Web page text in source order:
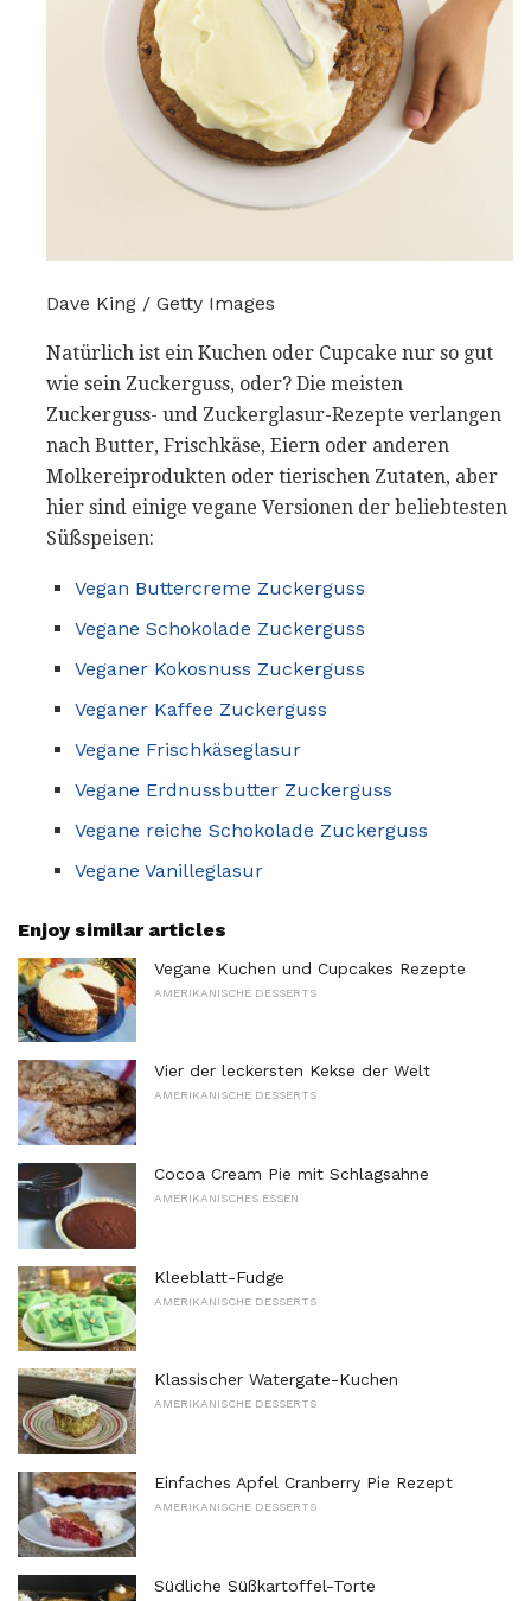
Dave King / Getty Images
Natürlich ist ein Kuchen oder Cupcake nur so gut
wie sein Zuckerguss, oder? Die meisten
Zuckerguss- und Zuckerglasur-Rezepte verlangen
nach Butter, Frischkäse, Eiern oder anderen
Molkereiprodukten oder tierischen Zutaten, aber
hier sind einige vegane Versionen der beliebtesten
Süßspeisen:
Vegan Buttercreme Zuckerguss
Vegane Schokolade Zuckerguss
Veganer Kokosnuss Zuckerguss
Veganer Kaffee Zuckerguss
Vegane Frischkäseglasur
Vegane Erdnussbutter Zuckerguss
Vegane reiche Schokolade Zuckerguss
Vegane Vanilleglasur
Enjoy similar articles
Vegane Kuchen und Cupcakes Rezepte
AMERIKANISCHE DESSERTS
Vier der leckersten Kekse der Welt
AMERIKANISCHE DESSERTS
Cocoa Cream Pie mit Schlagsahne
AMERIKANISCHES ESSEN
Kleeblatt-Fudge
AMERIKANISCHE DESSERTS
Klassischer Watergate-Kuchen
AMERIKANISCHE DESSERTS
Einfaches Apfel Cranberry Pie Rezept
AMERIKANISCHE DESSERTS
Südliche Süßkartoffel-Torte